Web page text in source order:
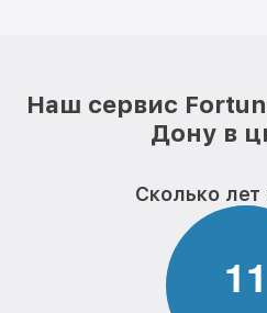
Наш сервис
Дону в
Сколько
11